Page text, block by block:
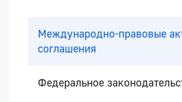
Международно-правовые
соглашения
Федеральное